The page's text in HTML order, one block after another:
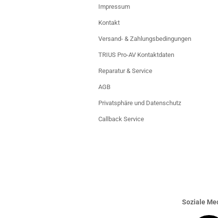
Impressum
Kontakt
Versand- & Zahlungsbedingungen
TRIUS Pro-AV Kontaktdaten
Reparatur & Service
AGB
Privatsphäre und Datenschutz
Callback Service
Soziale